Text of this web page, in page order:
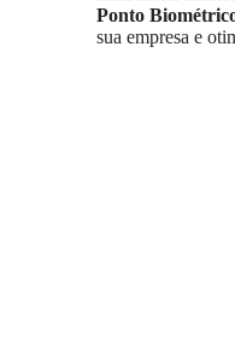
Ponto
sua empresa e